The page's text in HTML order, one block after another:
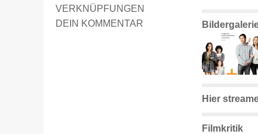
VERKNÜPFUNGEN
DEIN KOMMENTAR
Hier
Filmkritik